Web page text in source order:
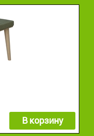
В корзину